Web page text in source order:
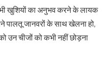
खुशियों का अनुभव करने के लायक
पालतू जानवरों के साथ खेलना हो,
उन चीजों को कभी नहीं छोड़ना